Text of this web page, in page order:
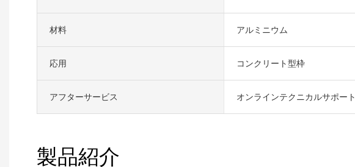
材料 アルミニウム
応用 コンクリート型枠
アフターサービス オンラインテクニカルサポート
製品紹介